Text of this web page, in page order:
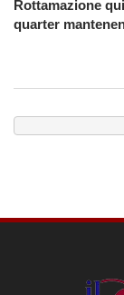
Rottamazione
quarter